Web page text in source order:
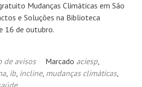
Mudanças Climáticas em São
e Soluções na Biblioteca
16 de outubro.
de avisos Marcado aciesp,
, ib, incline, mudanças climáticas,